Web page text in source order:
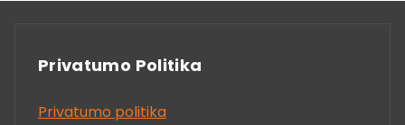
Privatumo Politika
Privatumo politika